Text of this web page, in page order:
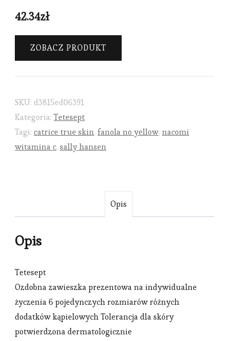
42.34zł
ZOBACZ PRODUKT
SKU: d3815ed06391
Kategoria: Tetesept
Tagi: catrice true skin, fanola no yellow, nacomi
witamina c, sally hansen
Opis
Opis
Tetesept
Ozdobna zawieszka prezentowa na indywidualne
życzenia 6 pojedynczych rozmiarów różnych
dodatków kąpielowych Tolerancja dla skóry
potwierdzona dermatologicznie